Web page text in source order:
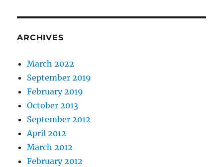
ARCHIVES
March 2022
September 2019
February 2019
October 2013
September 2012
April 2012
March 2012
February 2012